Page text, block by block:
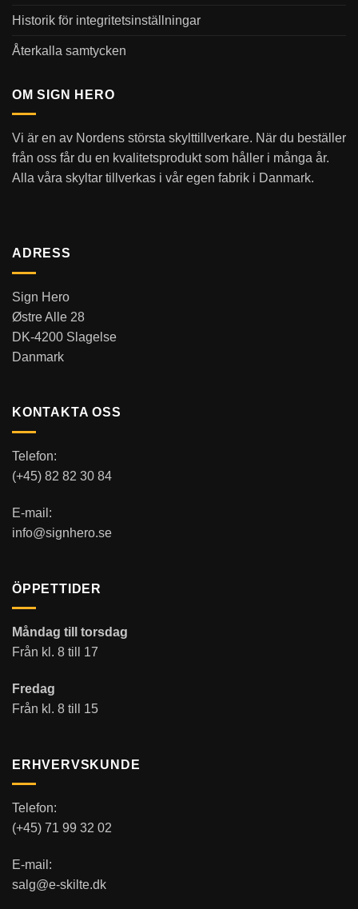
Historik för integritetsinställningar
Återkalla samtycken
OM SIGN HERO
Vi är en av Nordens största skylttillverkare. När du beställer
från oss får du en kvalitetsprodukt som håller i många år.
Alla våra skyltar tillverkas i vår egen fabrik i Danmark.
ADRESS
Sign Hero
Østre Alle 28
DK-4200 Slagelse
Danmark
KONTAKTA OSS
Telefon:
(+45) 82 82 30 84
E-mail:
info@signhero.se
ÖPPETTIDER
Måndag till torsdag
Från kl. 8 till 17
Fredag
Från kl. 8 till 15
ERHVERVSKUNDE
Telefon:
(+45) 71 99 32 02
E-mail:
salg@e-skilte.dk